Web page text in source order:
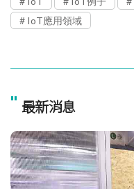
IoT應用領域
" 最新消息